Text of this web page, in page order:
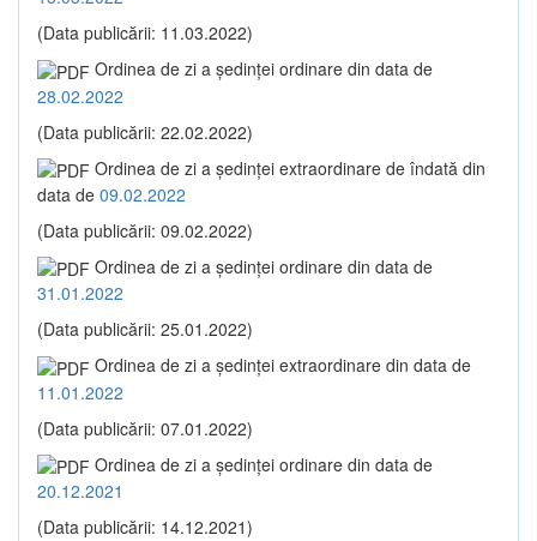
(Data publicării: 11.03.2022)
Ordinea de zi a şedinţei ordinare din data de
28.02.2022
(Data publicării: 22.02.2022)
Ordinea de zi a şedinţei extraordinare de îndată din
data de 09.02.2022
(Data publicării: 09.02.2022)
Ordinea de zi a şedinţei ordinare din data de
31.01.2022
(Data publicării: 25.01.2022)
Ordinea de zi a şedinţei extraordinare din data de
11.01.2022
(Data publicării: 07.01.2022)
Ordinea de zi a şedinţei ordinare din data de
20.12.2021
(Data publicării: 14.12.2021)